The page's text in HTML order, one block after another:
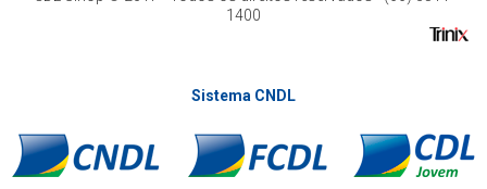
1400
Sistema CNDL